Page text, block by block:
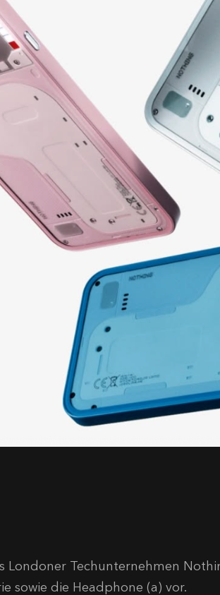
Londoner Techunternehmen
sowie die Headphone (a) vor.